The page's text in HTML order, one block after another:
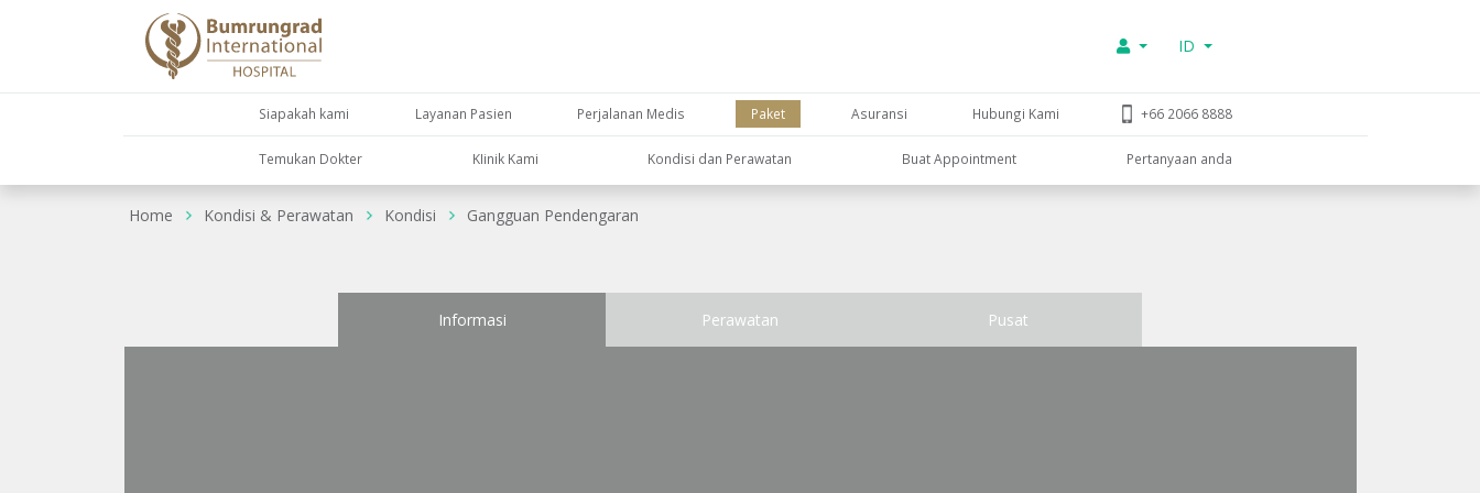
ID
Siapakah kami Layanan Pasien Perjalanan Medis Paket Asuransi Hubungi Kami +66 2066 8888
Temukan Dokter KIinik Kami Kondisi dan Perawatan Buat Appointment Pertanyaan anda
Home Kondisi & Perawatan Kondisi Gangguan Pendengaran
Informasi Perawatan Pusat